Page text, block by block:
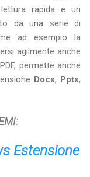
rapida e un
da una serie di
ad esempio la
agilmente anche
permette anche
Docx, Pptx,
Estensione